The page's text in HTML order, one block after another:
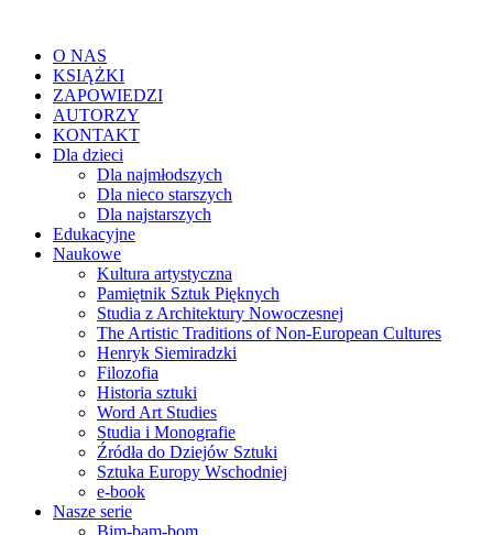
O NAS
KSIĄŻKI
ZAPOWIEDZI
AUTORZY
KONTAKT
Dla dzieci
Dla najmłodszych
Dla nieco starszych
Dla najstarszych
Edukacyjne
Naukowe
Kultura artystyczna
Pamiętnik Sztuk Pięknych
Studia z Architektury Nowoczesnej
The Artistic Traditions of Non-European Cultures
Henryk Siemiradzki
Filozofia
Historia sztuki
Word Art Studies
Studia i Monografie
Źródła do Dziejów Sztuki
Sztuka Europy Wschodniej
e-book
Nasze serie
Bim-bam-bom